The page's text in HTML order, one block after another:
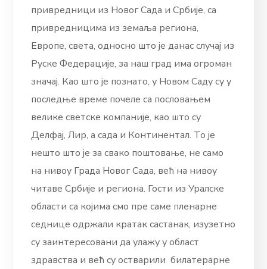
привредници из Новог Сада и Србије, са
привредницима из земаља региона,
Европе, света, односно што је данас случај из
Руске Федерације, за наш град има огроман
значај. Као што је познато, у Новом Саду су у
последње време почеле са пословањем
велике светске компаније, као што су
Делфај, Лир, а сада и Континентал. То је
нешто што је за свако поштовање, не само
на нивоу Града Новог Сада, већ на нивоу
читаве Србије и региона. Гости из Уралске
области са којима смо пре саме пленарне
седнице одржали кратак састанак, изузетно
су заинтересовани да улажу у област
здравства и већ су остварили билатерарне